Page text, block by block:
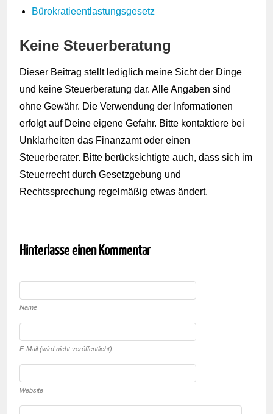
Bürokratieentlastungsgesetz
Keine Steuerberatung
Dieser Beitrag stellt lediglich meine Sicht der Dinge
und keine Steuerberatung dar. Alle Angaben sind
ohne Gewähr. Die Verwendung der Informationen
erfolgt auf Deine eigene Gefahr. Bitte kontaktiere bei
Unklarheiten das Finanzamt oder einen
Steuerberater. Bitte berücksichtigte auch, dass sich im
Steuerrecht durch Gesetzgebung und
Rechtssprechung regelmäßig etwas ändert.
Hinterlasse einen Kommentar
Name
E-Mail (wird nicht veröffentlicht)
Website